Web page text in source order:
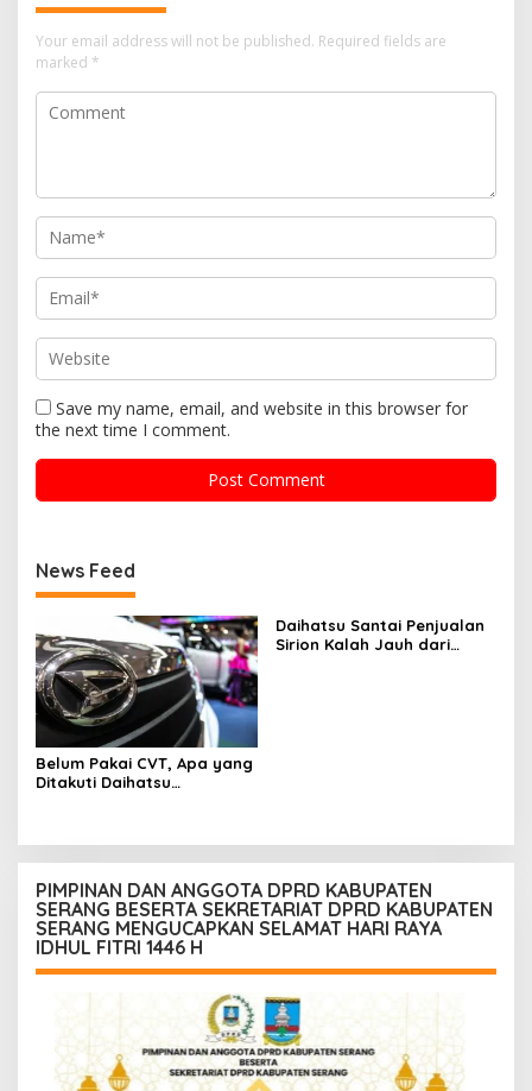
Your email address will not be published. Required fields are
marked *
Save my name, email, and website in this browser for
the next time I comment.
News Feed
Belum Pakai CVT, Apa yang
Ditakuti Daihatsu
Daihatsu Santai Penjualan
Sirion Kalah Jauh dari
PIMPINAN DAN ANGGOTA DPRD KABUPATEN
SERANG BESERTA SEKRETARIAT DPRD KABUPATEN
SERANG MENGUCAPKAN SELAMAT HARI RAYA
IDHUL FITRI 1446 H